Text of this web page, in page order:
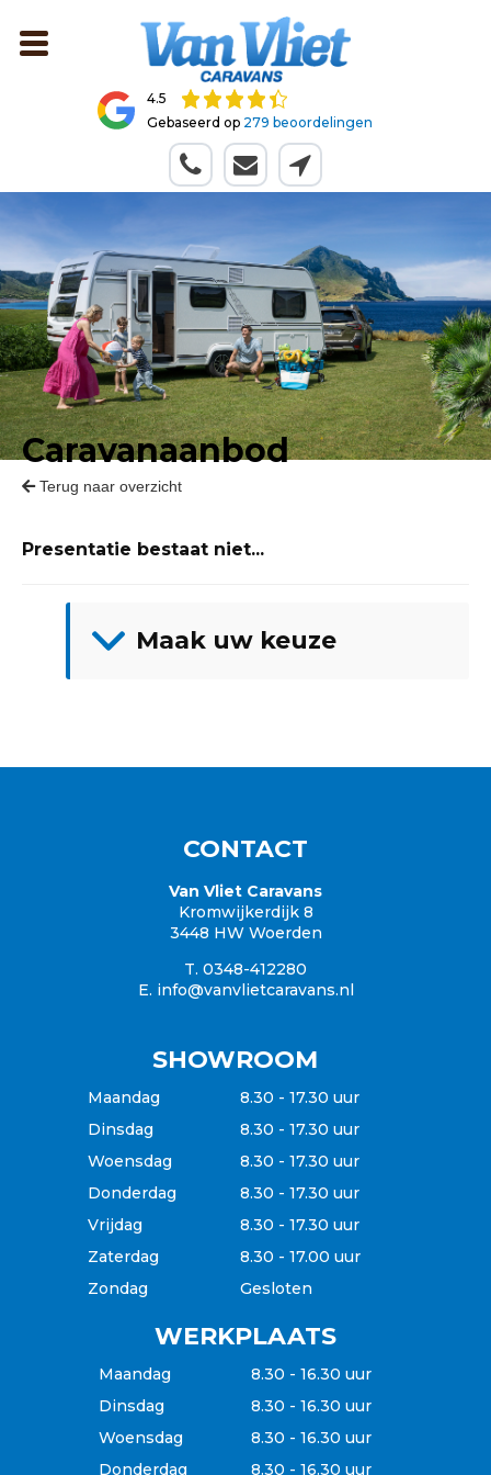
4.5
Gebaseerd op 279 beoordelingen
Caravanaanbod
Terug naar overzicht
Presentatie bestaat niet...
Maak uw keuze
Knaus
Campers
Garantie
Inkoop / Caravan verkopen
Verzekering
Betaalgemak
CONTACT
Van Vliet Caravans
Kromwijkerdijk 8
3448 HW Woerden
T. 0348-412280
E. info@vanvlietcaravans.nl
SHOWROOM
Maandag
8.30 - 17.30 uur
Dinsdag
8.30 - 17.30 uur
Woensdag
8.30 - 17.30 uur
Donderdag
8.30 - 17.30 uur
Vrijdag
8.30 - 17.30 uur
Zaterdag
8.30 - 17.00 uur
Zondag
Gesloten
WERKPLAATS
Maandag
8.30 - 16.30 uur
Dinsdag
8.30 - 16.30 uur
Woensdag
8.30 - 16.30 uur
Donderdag
8.30 - 16.30 uur